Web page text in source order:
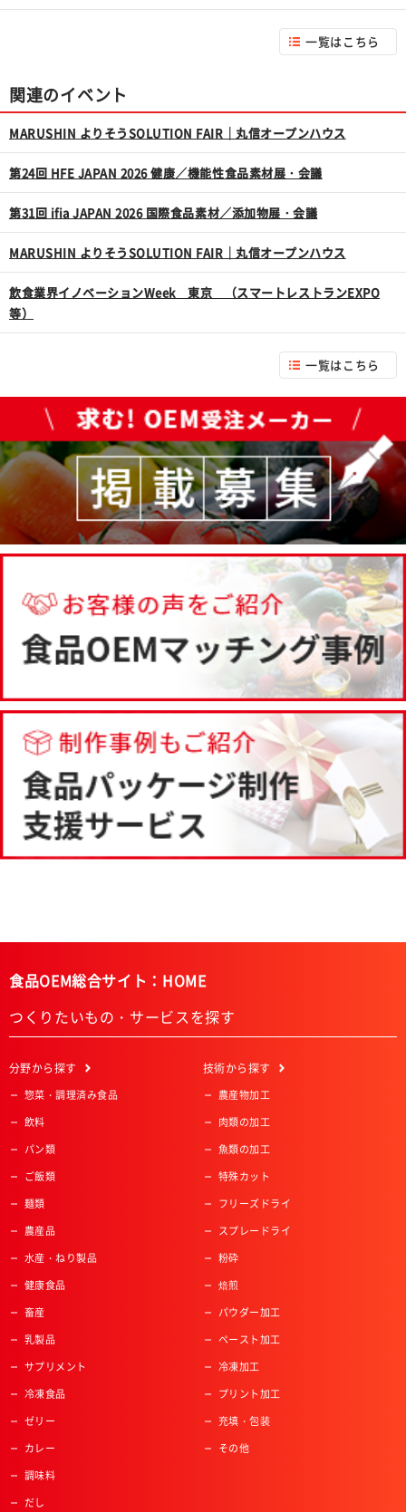
一覧はこちら
関連のイベント
MARUSHIN よりそうSOLUTION FAIR｜丸信オープンハウス
第24回 HFE JAPAN 2026 健康／機能性食品素材展・会議
第31回 ifia JAPAN 2026 国際食品素材／添加物展・会議
MARUSHIN よりそうSOLUTION FAIR｜丸信オープンハウス
飲食業界イノベーションWeek 東京 （スマートレストランEXPO
等）
一覧はこちら
食品OEM総合サイト：HOME
つくりたいもの・サービスを探す
分野から探す
惣菜・調理済み食品
飲料
パン類
ご飯類
麺類
農産品
水産・ねり製品
健康食品
畜産
乳製品
サプリメント
冷凍食品
ゼリー
カレー
調味料
だし
技術から探す
農産物加工
肉類の加工
魚類の加工
特殊カット
フリーズドライ
スプレードライ
粉砕
焙煎
パウダー加工
ペースト加工
冷凍加工
プリント加工
充填・包装
その他